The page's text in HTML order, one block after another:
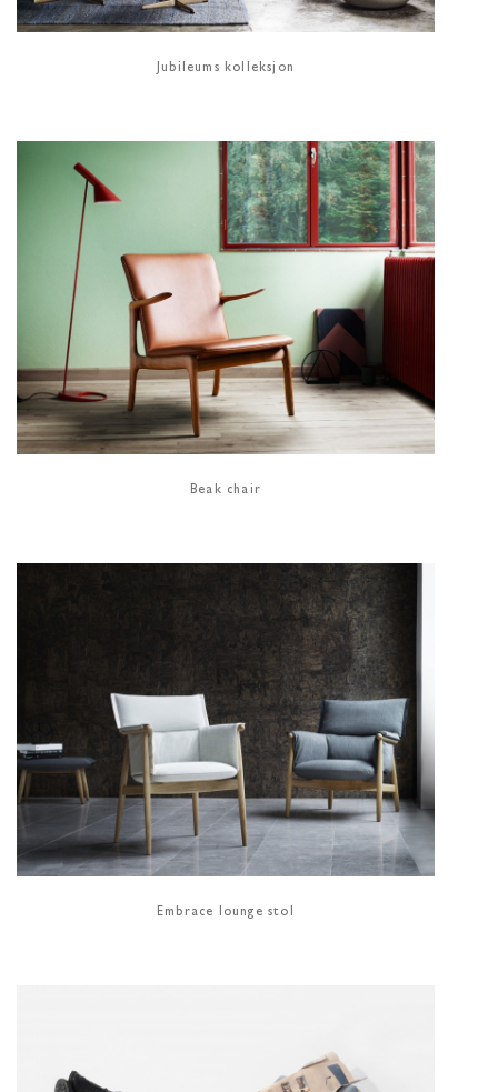
Jubileums kolleksjon
Beak chair
Embrace lounge stol